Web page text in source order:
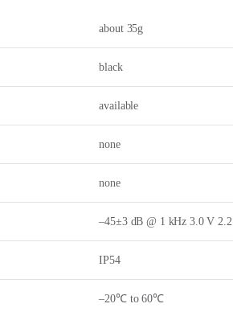
about 35g
black
available
none
none
–45±3 dB @ 1 kHz 3.0 V
IP54
–20℃ to 60℃